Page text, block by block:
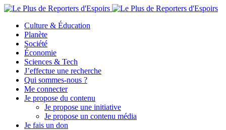
Culture & Éducation
Planète
Société
Économie
Sciences & Tech
J’effectue une recherche
Qui sommes-nous ?
Me connecter
Je propose du contenu
Je propose une initiative
Je propose un contenu média
Je fais un don